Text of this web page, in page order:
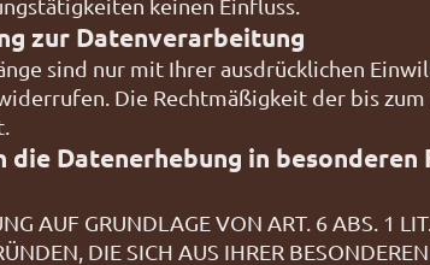
keinen Einfluss.
zur Datenverarbeitung
sind nur mit Ihrer ausdrücklichen
Die Rechtmäßigkeit der bis
Datenerhebung in
AUF GRUNDLAGE VON ART. 6 ABS. 1
DIE SICH AUS IHRER